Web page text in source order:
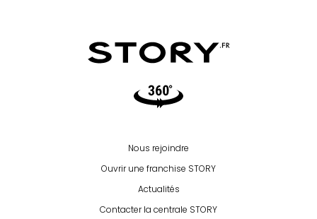
Video360
Nous rejoindre
Ouvrir une franchise STORY
Actualités
Contacter la centrale STORY